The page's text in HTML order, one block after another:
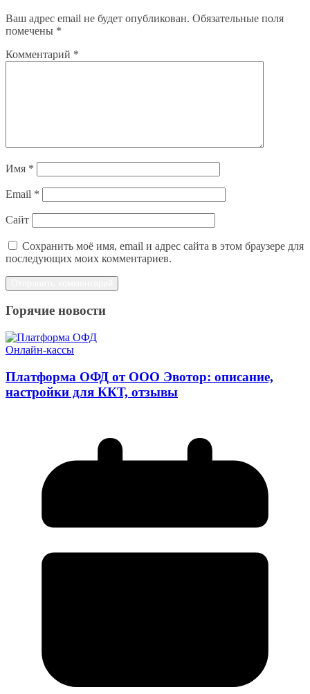
Ваш адрес email не будет опубликован. Обязательные поля
помечены *
Комментарий *
Имя *
Email *
Сайт
Сохранить моё имя, email и адрес сайта в этом браузере для
последующих моих комментариев.
Горячие новости
Онлайн-кассы
Платформа ОФД от ООО Эвотор: описание,
настройки для ККТ, отзывы